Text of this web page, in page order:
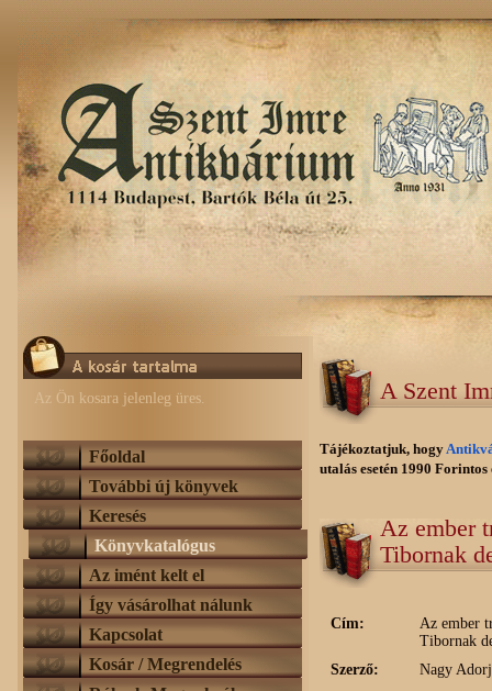
Az Ön kosara jelenleg üres.
Főoldal
További új könyvek
Keresés
Könyvkatalógus
Az imént kelt el
Így vásárolhat nálunk
Kapcsolat
Kosár / Megrendelés
A Szent
Tájékoztatjuk, hogy
utalás esetén 1990
Az ember
Tibornak
Cím:
Az ember
Tibornak
Szerző:
Nagy